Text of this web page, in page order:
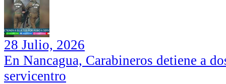
28 Julio, 2026
En Nancagua, Carabineros detiene a
servicentro